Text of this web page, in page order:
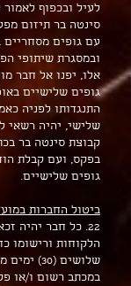
לעיל ובכפוף
סינטה בר תיזום
עם גופים מסחריים
ובמסגרת שיתופי
אלו, יפנו אל חבר
גופים שלישיים
התנגדותו לפניה
שלישי, יהיה רשאי
קבוצת סינטה בר
בפקס, ועם קבלת
גופים שלישיים.
ביטול החברות
22. כל חבר יהיה
הלקוחות ורישומו
שלושים
במכתב רשום ו/או